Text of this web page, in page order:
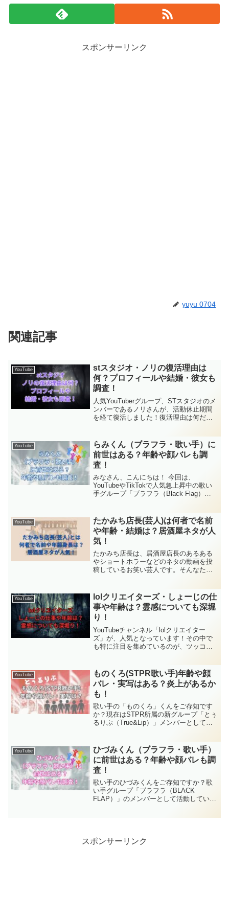
スポンサーリンク
yuyu 0704
関連記事
YouTube
stスタジオ・ノリの復活理由は
何？プロフィールや結婚・彼女も
調査！
人気YouTuberグループ、STスタジオのメ
ンバーであるノリさんが、活動休止期間
を経て復活しました！復活理由は何だっ
は、ノリさんの復活理由や、ファンが気
になる結婚や彼...
YouTube
らみくん（ブラフラ・歌い手）に
前世はある？年齢や顔バレも調
査！
みなさん、こんにちは！ 今回は、
YouTubeやTikTokで人気急上昇中の歌い
手グループ「ブラフラ（Black Flag）」
イスと、弟キャラのような愛らしさでら
み沼に...
YouTube
たかみち店長(芸人)は何者で名前
や年齢・結婚は？居酒屋ネタが人
気！
たかみち店長は、居酒屋店長のあるある
やショートホラーなどのネタの動画を投
稿しているお笑い芸人です。そんなたか
なる方が多いようです。そこで、たかみ
ち店長は何者で、名前や年齢身長や結婚
について調査しましたので紹介します。
YouTube
lolクリエイターズ・しょーじの仕
事や年齢は？霊感についても深堀
り！
YouTubeチャンネル「lolクリエイター
ズ」が、人気となっています！その中で
も特に注目を集めているのが、ツッコミ
齢」、そして「霊感」について徹底的に
調べてみました。彼の魅力を一緒に深掘
りしていきましょう！
YouTube
ものくろ(STPR歌い手)年齢や顔
バレ・実写はある？炎上があるか
も！
歌い手の「ものくろ」くんをご存知です
か？現在はSTPR所属の新グループ「とぅ
るりぷ（True&Lip）」メンバーとして活
有無、前世や炎上についても徹底調査し
た結果をお届けします！ ぜひ最後までお
付き合いください。
YouTube
ひづみくん（ブラフラ・歌い手）
に前世はある？年齢や顔バレも調
査！
歌い手のひづみくんをご存知ですか？歌
い手グループ「ブラフラ（BLACK
FLAP）」のメンバーとして活動している
みました！
スポンサーリンク